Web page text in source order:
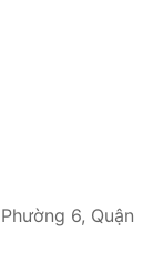
6, Quận